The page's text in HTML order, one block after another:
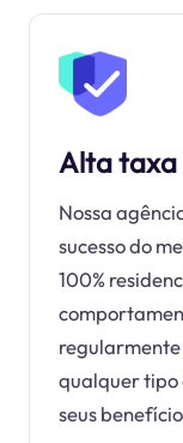
Alta taxa
Nossa
sucesso do
100%
regularmente
qualquer tipo
seus